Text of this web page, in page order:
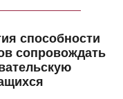
способности
сопровождать